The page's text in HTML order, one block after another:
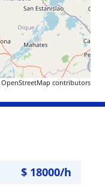
OpenStreetMapcontributors
$ 18000/h